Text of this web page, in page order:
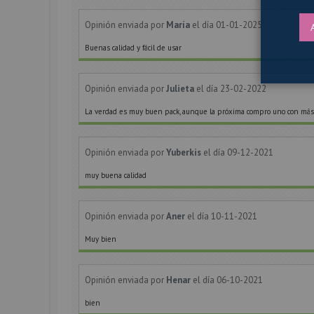
Opinión enviada por María el día 01-01-2025
Buenas calidad y fácil de usar
Opinión enviada porJulieta el día 23-02-2022
La verdad es muy buen pack, aunque la próxima compro uno con
Opinión enviada porYuberkis el día 09-12-2021
muy buena calidad
Opinión enviada porAner el día 10-11-2021
Muy bien
Opinión enviada por Henar el día 06-10-2021
bien